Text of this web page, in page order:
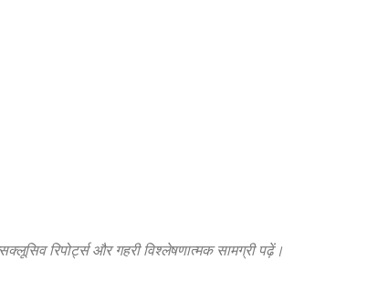
रिपोर्ट्स और गहरी विश्लेषणात्मक सामग्री पढ़ें।